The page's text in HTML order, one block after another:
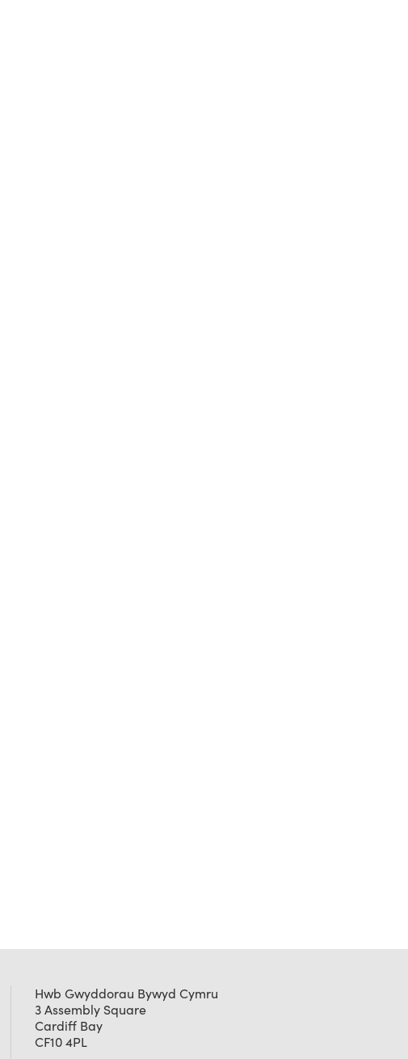
Hwb Gwyddorau Bywyd Cymru
3 Assembly Square
Cardiff Bay
CF10 4PL